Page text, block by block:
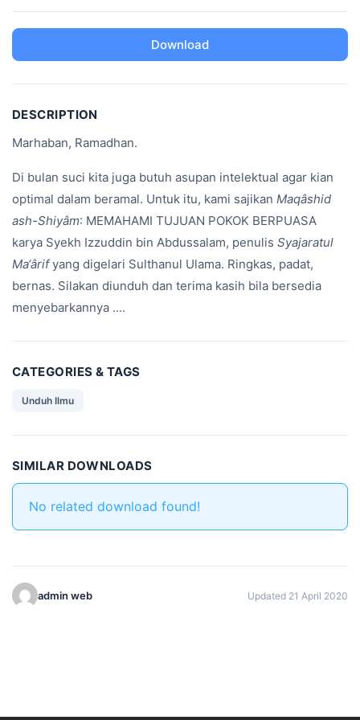
Download
DESCRIPTION
Marhaban, Ramadhan.
Di bulan suci kita juga butuh asupan intelektual agar kian
optimal dalam beramal. Untuk itu, kami sajikan Maqâshid
ash-Shiyâm: MEMAHAMI TUJUAN POKOK BERPUASA
karya Syekh Izzuddin bin Abdussalam, penulis Syajaratul
Ma‘ârifyang digelari Sulthanul Ulama. Ringkas, padat,
bernas. Silakan diunduh dan terima kasih bila bersedia
menyebarkannya ....
CATEGORIES & TAGS
Unduh Ilmu
SIMILAR DOWNLOADS
No related download found!
admin web Updated 21 April 2020